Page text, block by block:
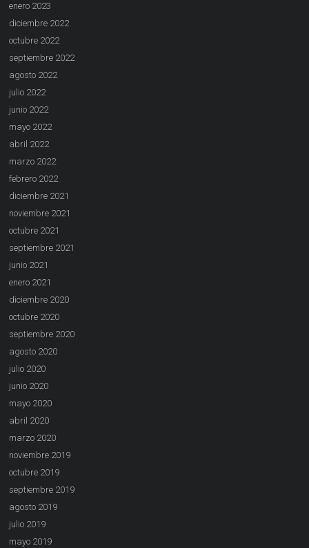
enero 2023
diciembre 2022
octubre 2022
septiembre 2022
agosto 2022
julio 2022
junio 2022
mayo 2022
abril 2022
marzo 2022
febrero 2022
diciembre 2021
noviembre 2021
octubre 2021
septiembre 2021
junio 2021
enero 2021
diciembre 2020
octubre 2020
septiembre 2020
agosto 2020
julio 2020
junio 2020
mayo 2020
abril 2020
marzo 2020
noviembre 2019
octubre 2019
septiembre 2019
agosto 2019
julio 2019
mayo 2019